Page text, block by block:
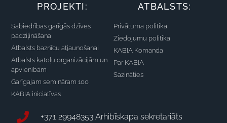
PROJEKTI:
Sabiedrības garīgās dzīves
padziļināšana
Atbalsts baznīcu atjaunošanai
Atbalsts katoļu organizācijām un
apvienībām
Garīgajam semināram 100
KABIA iniciatīvas
ATBALSTS:
Privātuma politika
Ziedojumu politika
KABIA Komanda
Par KABIA
Sazināties
+371 29948353 Arhibīskapa sekretariāts